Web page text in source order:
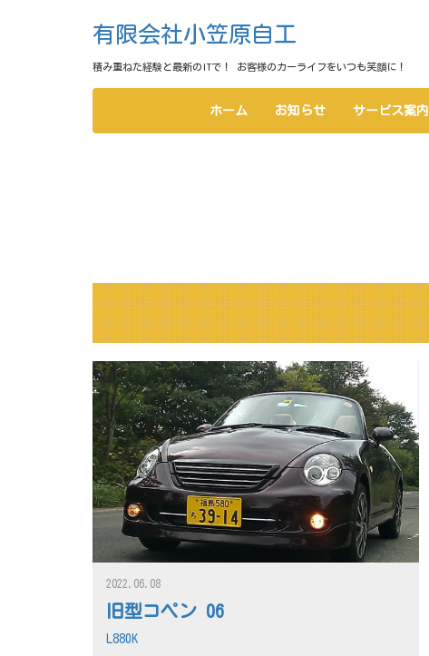
有限会社小笠原自工
積み重ねた経験と最新のITで！ お客様のカーライフをいつも笑顔に！
ホーム お知らせ サービス案内
旧型コペン 06
2022.06.08
L880K